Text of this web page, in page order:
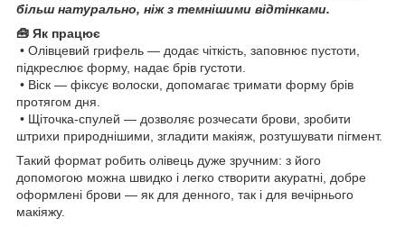
більш натурально, ніж з темнішими відтінками.
🧰 Як працює
• Олівцевий грифель — додає чіткість, заповнює пустоти,
підкреслює форму, надає брів густоти.
• Віск — фіксує волоски, допомагає тримати форму брів
протягом дня.
• Щіточка-спулей — дозволяє розчесати брови, зробити
штрихи природнішими, згладити макіяж, розтушувати пігмент.
Такий формат робить олівець дуже зручним: з його
допомогою можна швидко і легко створити акуратні, добре
оформлені брови — як для денного, так і для вечірнього
макіяжу.